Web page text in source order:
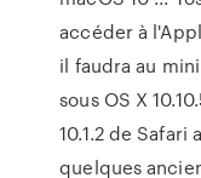
accéder à
il faudra au
sous OS X
10.1.2 de
quelques